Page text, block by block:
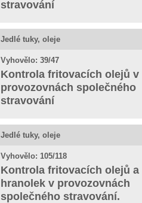
stravování
Jedlé tuky, oleje
Vyhovělo: 39/47
Kontrola fritovacích olejů v
provozovnách společného
stravování
Jedlé tuky, oleje
Vyhovělo: 105/118
Kontrola fritovacích olejů a
hranolek v provozovnách
společného stravování.